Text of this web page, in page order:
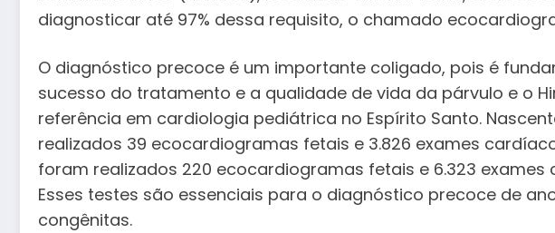
diagnosticar até 97% dessa requisito, o chamado
O diagnóstico precoce é um importante coligado, pois é
sucesso do tratamento e a qualidade de vida da párvulo e o
referência em cardiologia pediátrica no Espírito Santo.
realizados 39 ecocardiogramas fetais e 3.826 exames
foram realizados 220 ecocardiogramas fetais e 6.323 exames
Esses testes são essenciais para o diagnóstico precoce de
congênitas.